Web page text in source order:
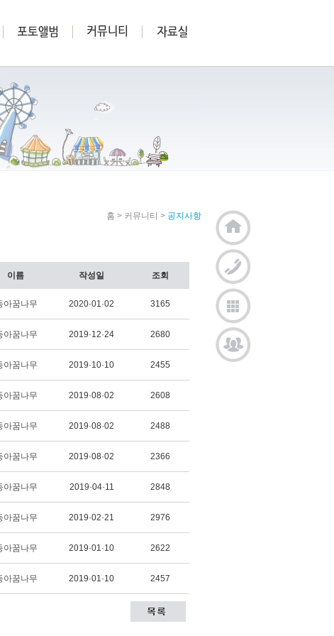
홈 > 커뮤니티 > 공지사항
이름 작성일 조회
아꿈나무 2020·01·02 3165
아꿈나무 2019·12·24 2680
아꿈나무 2019·10·10 2455
아꿈나무 2019·08·02 2608
아꿈나무 2019·08·02 2488
아꿈나무 2019·08·02 2366
아꿈나무 2019·04·11 2848
아꿈나무 2019·02·21 2976
아꿈나무 2019·01·10 2622
아꿈나무 2019·01·10 2457